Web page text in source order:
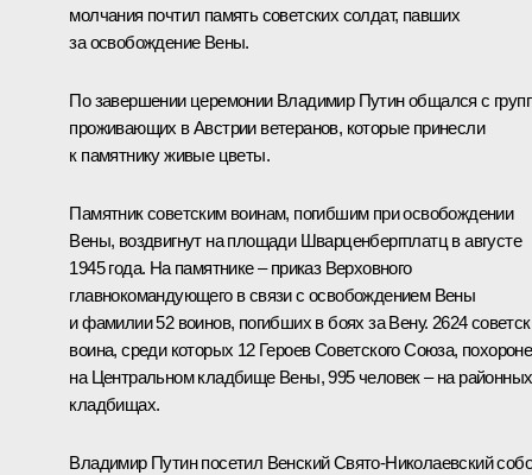
молчания почтил память советских солдат, павших
за освобождение Вены.
По завершении церемонии Владимир Путин общался с
проживающих в Австрии ветеранов, которые принесли
к памятнику живые цветы.
Памятник советским воинам, погибшим при освобождении
Вены, воздвигнут на площади Шварценбергплатц в августе
1945 года. На памятнике – приказ Верховного
главнокомандующего в связи с освобождением Вены
и фамилии 52 воинов, погибших в боях за Вену. 2624
воина, среди которых 12 Героев Советского Союза,
на Центральном кладбище Вены, 995 человек – на районных
кладбищах.
Владимир Путин посетил Венский Свято-Николаевский